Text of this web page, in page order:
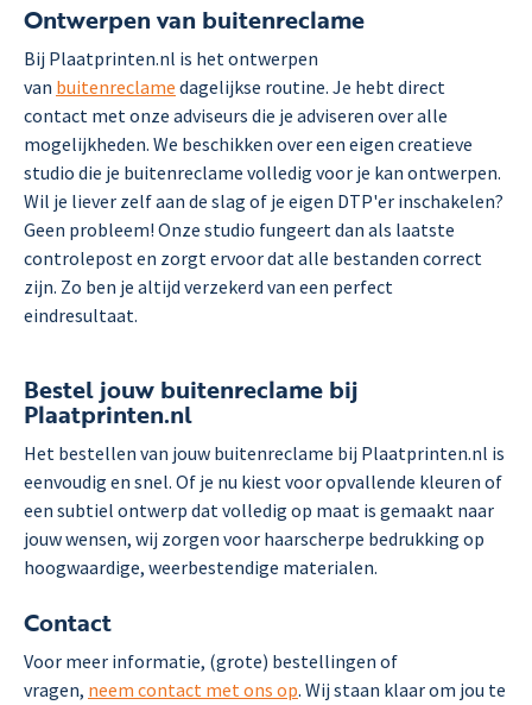
Ontwerpen van buitenreclame
Bij Plaatprinten.nl is het ontwerpen
van buitenreclame dagelijkse routine. Je hebt direct
contact met onze adviseurs die je adviseren over alle
mogelijkheden. We beschikken over een eigen creatieve
studio die je buitenreclame volledig voor je kan ontwerpen.
Wil je liever zelf aan de slag of je eigen DTP'er inschakelen?
Geen probleem! Onze studio fungeert dan als laatste
controlepost en zorgt ervoor dat alle bestanden correct
zijn. Zo ben je altijd verzekerd van een perfect
eindresultaat.
Bestel jouw buitenreclame bij
Plaatprinten.nl
Het bestellen van jouw buitenreclame bij Plaatprinten.nl is
eenvoudig en snel. Of je nu kiest voor opvallende kleuren of
een subtiel ontwerp dat volledig op maat is gemaakt naar
jouw wensen, wij zorgen voor haarscherpe bedrukking op
hoogwaardige, weerbestendige materialen.
Contact
Voor meer informatie, (grote) bestellingen of
vragen, neem contact met ons op. Wij staan klaar om jou te